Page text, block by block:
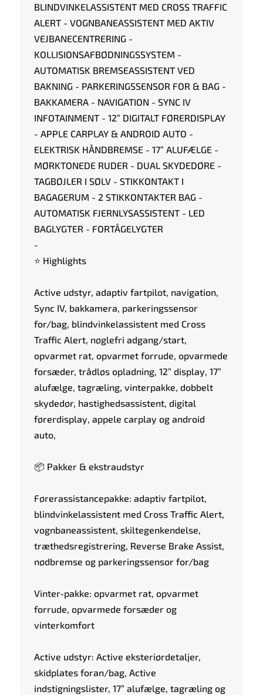
BLINDVINKELASSISTENT MED CROSS TRAFFIC
ALERT - VOGNBANEASSISTENT MED AKTIV
VEJBANECENTRERING -
KOLLISIONSAFBØDNINGSSYSTEM -
AUTOMATISK BREMSEASSISTENT VED
BAKNING - PARKERINGSSENSOR FOR & BAG -
BAKKAMERA - NAVIGATION - SYNC IV
INFOTAINMENT - 12” DIGITALT FØRERDISPLAY
- APPLE CARPLAY & ANDROID AUTO -
ELEKTRISK HÅNDBREMSE - 17” ALUFÆLGE -
MØRKTONEDE RUDER - DUAL SKYDEDØRE -
TAGBØJLER I SØLV - STIKKONTAKT I
BAGAGERUM - 2 STIKKONTAKTER BAG -
AUTOMATISK FJERNLYSASSISTENT - LED
BAGLYGTER - FORTÅGELYGTER
-
⭐ Highlights
Active udstyr, adaptiv fartpilot, navigation,
Sync IV, bakkamera, parkeringssensor
for/bag, blindvinkelassistent med Cross
Traffic Alert, nøglefri adgang/start,
opvarmet rat, opvarmet forrude, opvarmede
forsæder, trådløs opladning, 12” display, 17”
alufælge, tagræling, vinterpakke, dobbelt
skydedør, hastighedsassistent, digital
førerdisplay, appele carplay og android
auto,
📦 Pakker & ekstraudstyr
Førerassistancepakke: adaptiv fartpilot,
blindvinkelassistent med Cross Traffic Alert,
vognbaneassistent, skiltegenkendelse,
træthedsregistrering, Reverse Brake Assist,
nødbremse og parkeringssensor for/bag
Vinter-pakke: opvarmet rat, opvarmet
forrude, opvarmede forsæder og
vinterkomfort
Active udstyr: Active eksteriørdetaljer,
skidplates foran/bag, Active
indstigningslister, 17” alufælge, tagræling og